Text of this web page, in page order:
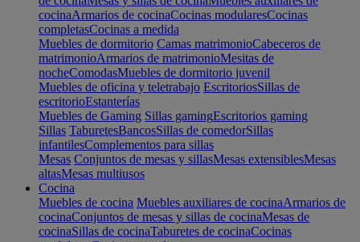
cocinaArmarios de cocinaCocinas modularesCocinas
completasCocinas a medida
Muebles de dormitorio Camas matrimonioCabeceros de
matrimonioArmarios de matrimonioMesitas de
nocheComodasMuebles de dormitorio juvenil
Muebles de oficina y teletrabajo EscritoriosSillas de
escritorioEstanterías
Muebles de Gaming Sillas gamingEscritorios gaming
Sillas TaburetesBancosSillas de comedorSillas
infantilesComplementos para sillas
Mesas Conjuntos de mesas y sillasMesas extensiblesMesas
altasMesas multiusos
Cocina
Muebles de cocina Muebles auxiliares de cocinaArmarios de
cocinaConjuntos de mesas y sillas de cocinaMesas de
cocinaSillas de cocinaTaburetes de cocinaCocinas